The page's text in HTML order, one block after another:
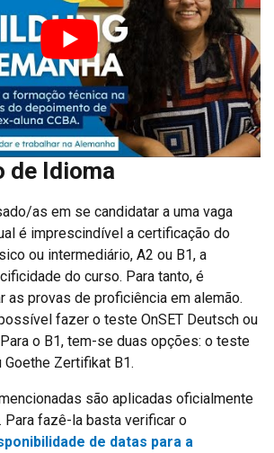
de Idioma
as em se candidatar a uma vaga
é imprescindível a certificação do
ou intermediário, A2 ou B1, a
do curso. Para tanto, é
as provas de proficiência em alemão.
fazer o teste OnSET Deutsch ou
o B1, tem-se duas opções: o teste
Goethe Zertifikat B1.
são aplicadas oficialmente
Para fazê-la basta verificar o
de datas para a